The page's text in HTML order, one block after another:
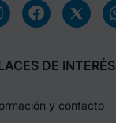
DE INTERÉS
y contacto